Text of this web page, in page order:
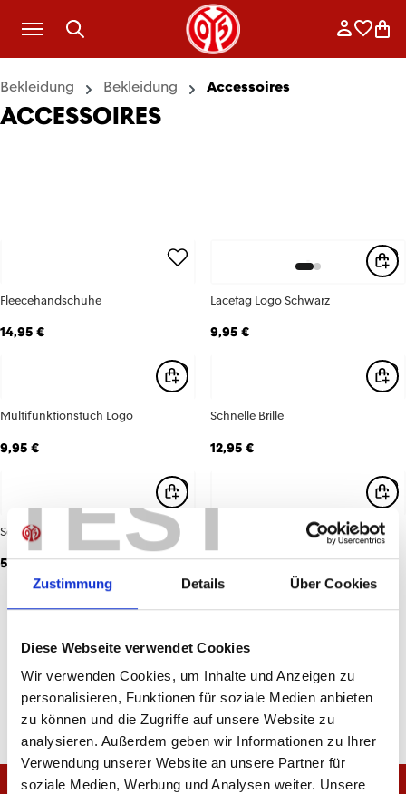
TEST
Zustimmung Details Über Cookies
Diese Webseite verwendet Cookies
Wir verwenden Cookies, um Inhalte und Anzeigen zu
personalisieren, Funktionen für soziale Medien anbieten
zu können und die Zugriffe auf unsere Website zu
analysieren. Außerdem geben wir Informationen zu Ihrer
Verwendung unserer Website an unsere Partner für
soziale Medien, Werbung und Analysen weiter. Unsere
Zum Hauptinhalt springen
Bekleidung Bekleidung Accessoires
ACCESSOIRES
Fleecehandschuhe
14,95 €
Lacetag Logo Schwarz
9,95 €
Multifunktionstuch Logo
9,95 €
Schnelle Brille
12,95 €
Schweißband Logo
5,95 €
Sonnenbrille Logo
14,95 €